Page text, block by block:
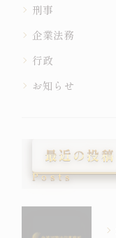
刑事
企業法務
行政
お知らせ
最近の投稿
Posts